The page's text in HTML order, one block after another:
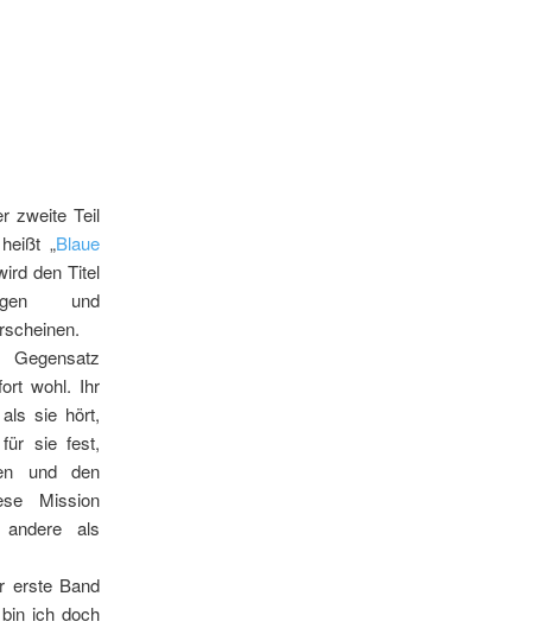
zweite Teil
„Blaue
den Titel
und
wohl. Ihr
sie hört,
sie fest,
und den
Mission
als
erste Band
ich doch